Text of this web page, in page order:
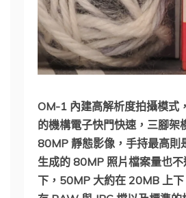
OM-1 內建高解析度拍攝模式
的機構電子快門快速，三腳架
80MP 靜態影像，手持最高
生成的 80MP 照片檔案量也
下，50MP 大約在 20MB 上